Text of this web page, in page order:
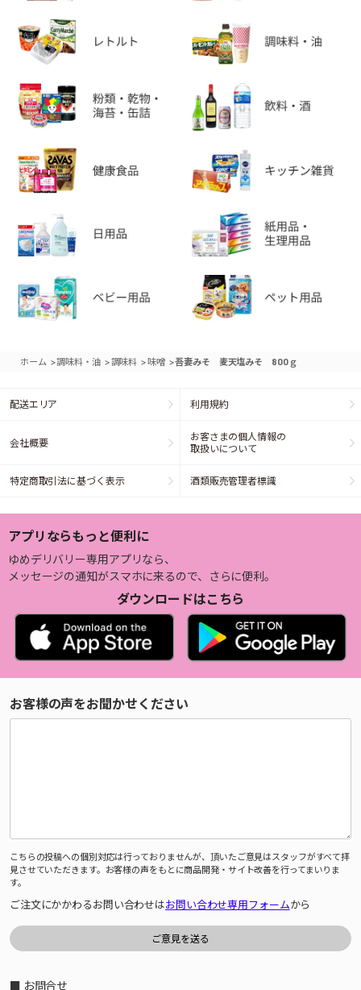
ホーム >調味料・油 >調味料 > 味噌 >吾妻みそ 麦天塩みそ 800ｇ
配送エリア 利用規約
会社概要
お客さまの個人情報の
取扱いについて
特定商取引法に基づく表示 酒類販売管理者標識
アプリならもっと便利に
ゆめデリバリー専用アプリなら、
メッセージの通知がスマホに来るので、さらに便利。
ダウンロードはこちら
お客様の声をお聞かせください
こちらの投稿への個別対応は行っておりませんが、頂いたご意見はスタッフがすべて拝
見させていただきます。お客様の声をもとに商品開発・サイト改善を行ってまいりま
す。
ご注文にかかわるお問い合わせはお問い合わせ専用フォームから
■ お問合せ